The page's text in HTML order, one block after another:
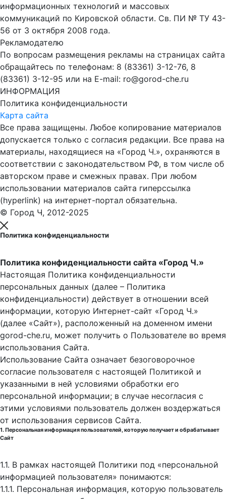
информационных технологий и массовых
коммуникаций по Кировской области. Св. ПИ № ТУ 43-
56 от 3 октября 2008 года.
Рекламодателю
По вопросам размещения рекламы на страницах сайта
обращайтесь по телефонам: 8 (83361) 3-12-76, 8
(83361) 3-12-95 или на E-mail: ro@gorod-che.ru
ИНФОРМАЦИЯ
Политика конфиденциальности
Карта сайта
Все права защищены. Любое копирование материалов
допускается только с согласия редакции. Все права на
материалы, находящиеся на «Город Ч.», охраняются в
соответствии с законодательством РФ, в том числе об
авторском праве и смежных правах. При любом
использовании материалов сайта гиперссылка
(hyperlink) на интернет-портал обязательна.
© Город Ч, 2012-2025
Политика конфиденциальности
Политика конфиденциальности сайта «Город Ч.»
Настоящая Политика конфиденциальности
персональных данных (далее – Политика
конфиденциальности) действует в отношении всей
информации, которую Интернет-сайт «Город Ч.»
(далее «Сайт»), расположенный на доменном имени
gorod-che.ru, может получить о Пользователе во время
использования Cайта.
Использование Сайта означает безоговорочное
согласие пользователя с настоящей Политикой и
указанными в ней условиями обработки его
персональной информации; в случае несогласия с
этими условиями пользователь должен воздержаться
от использования сервисов Сайта.
1. Персональная информация пользователей, которую получает и обрабатывает
Сайт
1.1. В рамках настоящей Политики под «персональной
информацией пользователя» понимаются:
1.1.1. Персональная информация, которую пользователь